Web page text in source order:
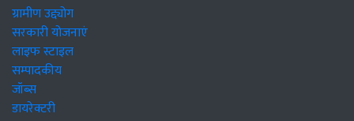
ग्रामीण उद्द्योग
सरकारी योजनाएं
लाइफ स्टाइल
सम्पादकीय
जॉब्स
डायरेक्टरी